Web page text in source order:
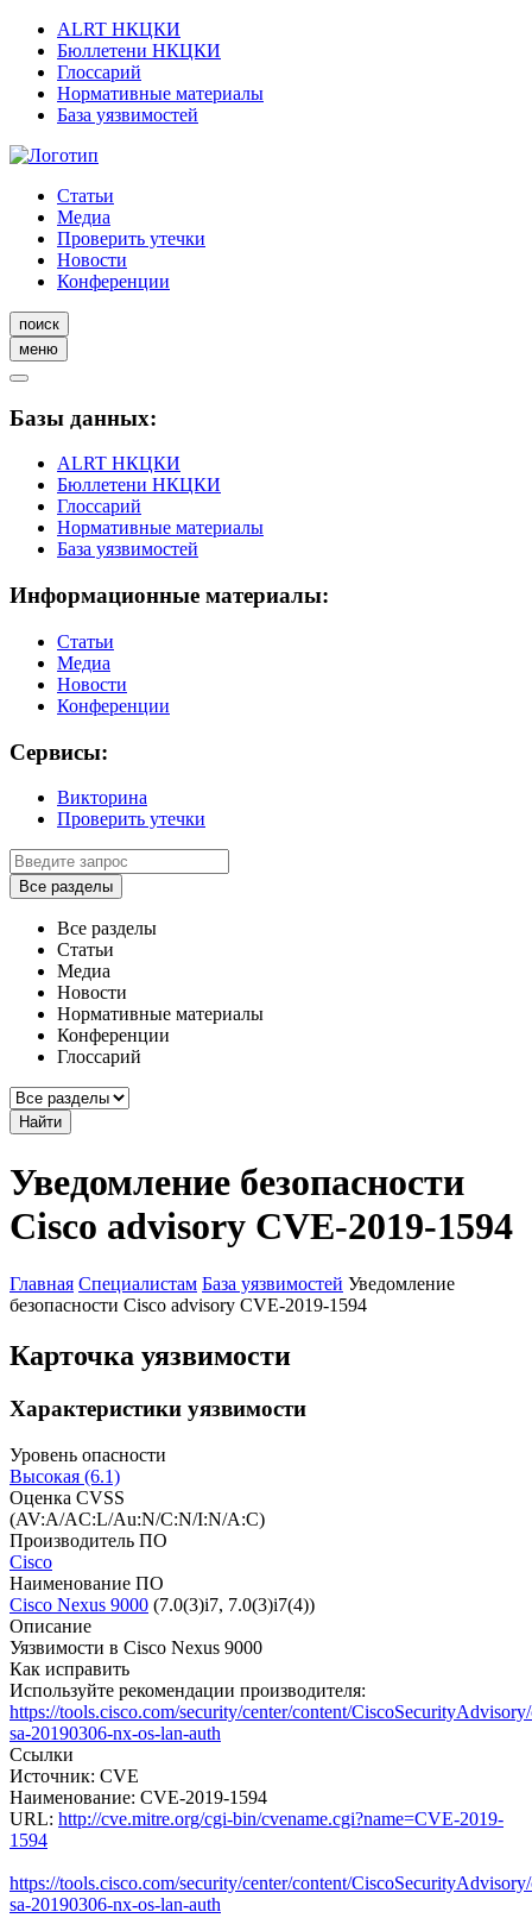
ALRT НКЦКИ
Бюллетени НКЦКИ
Глоссарий
Нормативные материалы
База уязвимостей
Статьи
Медиа
Проверить утечки
Новости
Конференции
поиск
меню
Базы данных:
ALRT НКЦКИ
Бюллетени НКЦКИ
Глоссарий
Нормативные материалы
База уязвимостей
Информационные материалы:
Статьи
Медиа
Новости
Конференции
Сервисы:
Викторина
Проверить утечки
Все разделы
Все разделы
Статьи
Медиа
Новости
Нормативные материалы
Конференции
Глоссарий
Найти
Уведомление безопасности
Cisco advisory CVE-2019-1594
Главная Специалистам База уязвимостей Уведомление
безопасности Cisco advisory CVE-2019-1594
Карточка уязвимости
Характеристики уязвимости
Уровень опасности
Высокая (6.1)
Оценка CVSS
(AV:A/AC:L/Au:N/C:N/I:N/A:C)
Производитель ПО
Cisco
Наименование ПО
Cisco Nexus 9000 (7.0(3)i7, 7.0(3)i7(4))
Описание
Уязвимости в Cisco Nexus 9000
Как исправить
Используйте рекомендации производителя:
https://tools.cisco.com/security/center/content/
sa-20190306-nx-os-lan-auth
Ссылки
Источник: CVE
Наименование: CVE-2019-1594
URL: http://cve.mitre.org/cgi-bin/cvename.cgi?name=CVE-2019-
1594
https://tools.cisco.com/security/center/content/
sa-20190306-nx-os-lan-auth